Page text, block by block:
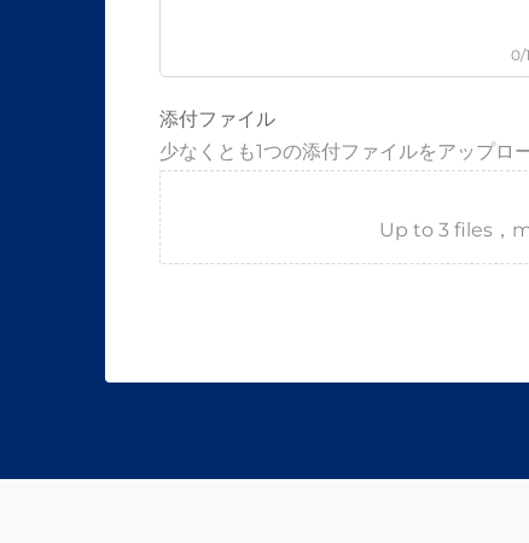
0/
添付ファイル
少なくとも1つの添付ファイルをアップロ
Up to 3 files，